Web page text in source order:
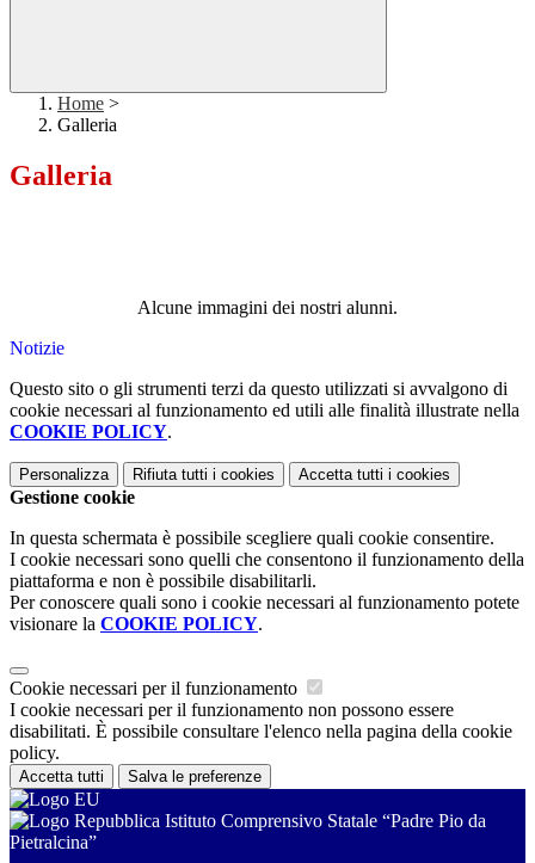
Home >
Galleria
Galleria
Alcune immagini dei nostri alunni.
Notizie
Questo sito o gli strumenti terzi da questo utilizzati si avvalgono di
cookie necessari al funzionamento ed utili alle finalità illustrate nella
COOKIE POLICY.
Personalizza Rifiuta tutti i cookies Accetta tutti i cookies
Gestione cookie
In questa schermata è possibile scegliere quali cookie consentire.
I cookie necessari sono quelli che consentono il funzionamento della
piattaforma e non è possibile disabilitarli.
Per conoscere quali sono i cookie necessari al funzionamento potete
visionare la COOKIE POLICY.
Cookie necessari per il funzionamento
I cookie necessari per il funzionamento non possono essere
disabilitati. È possibile consultare l'elenco nella pagina della cookie
policy.
Accetta tutti Salva le preferenze
Istituto Comprensivo Statale “Padre Pio da
Pietralcina”